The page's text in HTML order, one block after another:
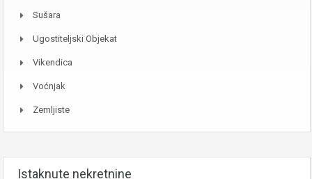
Sušara
Ugostiteljski Objekat
Vikendica
Voćnjak
Zemljiste
Istaknute nekretnine